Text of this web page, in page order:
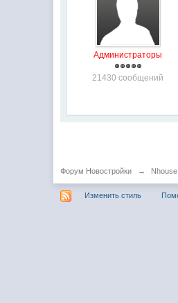
Администраторы
21430 сообщений
Форум Новостройки → Nhouse
Изменить стиль